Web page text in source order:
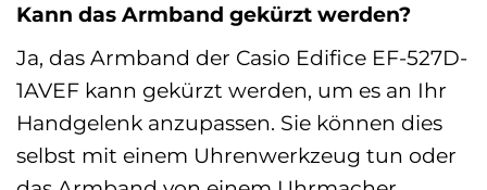
Kann das Armband gekürzt werden?
Ja, das Armband der Casio Edifice EF-527D-
1AVEF kann gekürzt werden, um es an Ihr
Handgelenk anzupassen. Sie können dies
selbst mit einem Uhrenwerkzeug tun oder